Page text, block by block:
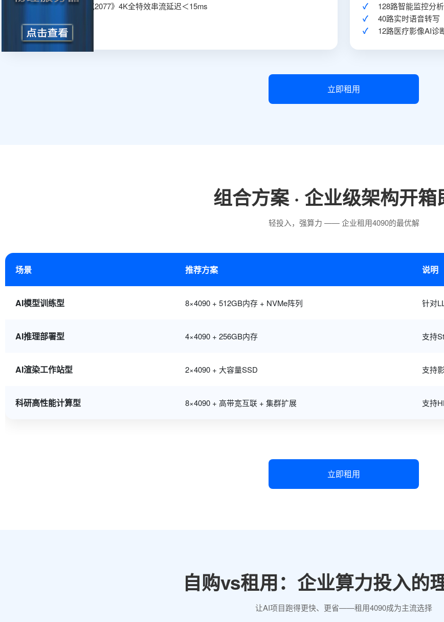
✓ 实测：《赛博朋克2077》4K全特效串流延迟＜15ms
✓
128路智能监控分析
✓ 40路实时语音转写
✓ 12路医疗影像AI诊
立即租用
组合方案 · 企业级架构开箱
轻投入，强算力 —— 企业租用4090的最优解
场景 推荐方案 说明
AI模型训练型 8×4090 + 512GB内存 + NVMe阵列 针对
AI推理部署型 4×4090 + 256GB内存 支持
AI渲染工作站型 2×4090 + 大容量SSD 支持
科研高性能计算型 8×4090 + 高带宽互联 + 集群扩展 支持
立即租用
自购vs租用：企业算力投入的
让AI项目跑得更快、更省——租用4090成为主流选择